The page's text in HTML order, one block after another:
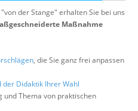
der Stange" erhalten Sie bei uns
Maßnahme
, die Sie ganz frei anpassen
Didaktik Ihrer Wahl
und Thema von praktischen